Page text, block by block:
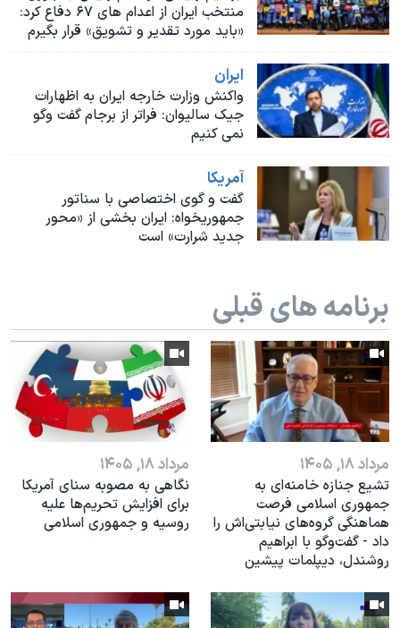
نرگس محمدی برنده جایزه نوبل صلح
همایش محافظه‌کاران آمریکا «سی‌پک»
صفحه‌های ویژه
سفر پرزیدنت ترامپ به چین
منتخب ایران از اعدام های ۶۷ دفاع کرد:
«باید مورد تقدیر و تشویق» قرار بگیرم
ايران
واکنش وزارت خارجه ایران به اظهارات
جیک سالیوان: فراتر از برجام گفت وگو
نمی کنیم
آمريکا
گفت و گوی اختصاصی با سناتور
جمهوریخواه: ایران بخشی از «محور
جدید شرارت» است
برنامه های قبلی
مرداد ۱۸, ۱۴۰۵
تشیع جنازه خامنه‌ای به
جمهوری اسلامی فرصت
هماهنگی گروه‌های نیابتی‌اش را
داد - گفت‌وگو با ابراهیم
روشندل، دیپلمات پیشین
مرداد ۱۸, ۱۴۰۵
نگاهی به مصوبه سنای آمریکا
برای افزایش تحریم‌ها علیه
روسیه و جمهوری اسلامی